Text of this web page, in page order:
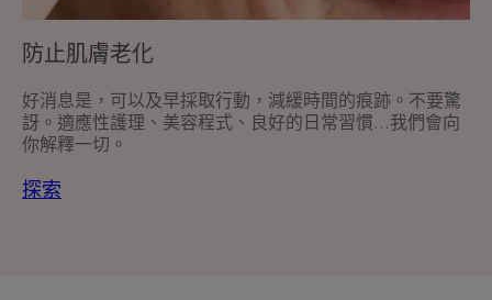
防止肌膚老化
好消息是，可以及早採取行動，減緩時間的痕跡。不要驚
訝。適應性護理、美容程式、良好的日常習慣...我們會向
你解釋一切。
探索